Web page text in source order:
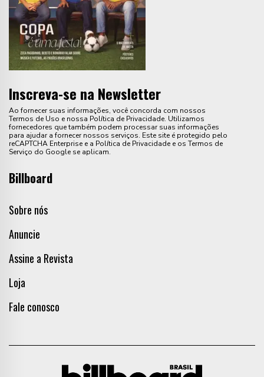
Inscreva-se na Newsletter
Ao fornecer suas informações, você concorda com nossos
Termos de Uso e nossa Política de Privacidade. Utilizamos
fornecedores que também podem processar suas informações
para ajudar a fornecer nossos serviços. Este site é protegido pelo
reCAPTCHA Enterprise e a Política de Privacidade e os Termos de
Serviço do Google se aplicam.
Billboard
Sobre nós
Anuncie
Assine a Revista
Loja
Fale conosco